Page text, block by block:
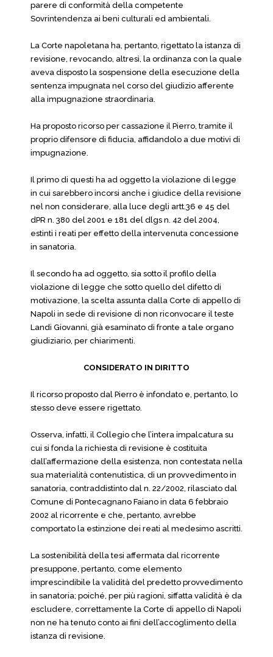
parere di conformità della competente
Sovrintendenza ai beni culturali ed ambientali.
La Corte napoletana ha, pertanto, rigettato la istanza di
revisione, revocando, altresì, la ordinanza con la quale
aveva disposto la sospensione della esecuzione della
sentenza impugnata nel corso del giudizio afferente
alla impugnazione straordinaria.
Ha proposto ricorso per cassazione il Pierro, tramite il
proprio difensore di fiducia, affidandolo a due motivi di
impugnazione.
Il primo di questi ha ad oggetto la violazione di legge
in cui sarebbero incorsi anche i giudice della revisione
nel non considerare, alla luce degli artt.36 e 45 del
dPR n. 380 del 2001 e 181 del dlgs n. 42 del 2004,
estinti i reati per effetto della intervenuta concessione
in sanatoria.
Il secondo ha ad oggetto, sia sotto il profilo della
violazione di legge che sotto quello del difetto di
motivazione, la scelta assunta dalla Corte di appello di
Napoli in sede di revisione di non riconvocare il teste
Landi Giovanni, già esaminato di fronte a tale organo
giudiziario, per chiarimenti.
CONSIDERATO IN DIRITTO
Il ricorso proposto dal Pierro è infondato e, pertanto, lo
stesso deve essere rigettato.
Osserva, infatti, il Collegio che l’intera impalcatura su
cui si fonda la richiesta di revisione è costituita
dall’affermazione della esistenza, non contestata nella
sua materialità contenutistica, di un provvedimento in
sanatoria, contraddistinto dal n. 22/2002, rilasciato dal
Comune di Pontecagnano Faiano in data 6 febbraio
2002 al ricorrente e che, pertanto, avrebbe
comportato la estinzione dei reati al medesimo ascritti.
La sostenibilità della tesi affermata dal ricorrente
presuppone, pertanto, come elemento
imprescindibile la validità del predetto provvedimento
in sanatoria; poiché, per più ragioni, siffatta validità è da
escludere, correttamente la Corte di appello di Napoli
non ne ha tenuto conto ai fini dell’accoglimento della
istanza di revisione.